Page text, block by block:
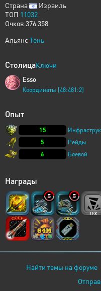
Страна
Израиль
ТОП 11032
Очков 376 358
Альянс Тень
СтолицаКлючи
Esso
Координаты [48:481:2]
Опыт
15
5
Рейды
6
Боевой
Награды
Найти темы на форуме